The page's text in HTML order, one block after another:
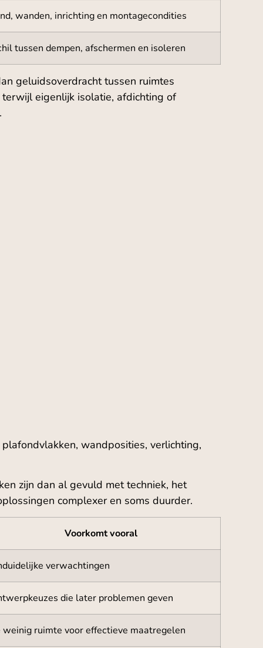
wanden, inrichting en montagecondities
tussen dempen, afschermen en isoleren
geluidsoverdracht tussen ruimtes
eigenlijk isolatie, afdichting of
wandposities, verlichting,
zijn dan al gevuld met techniek, het
complexer en soms duurder.
Voorkomt vooral
verwachtingen
die later problemen geven
weinig ruimte voor effectieve maatregelen